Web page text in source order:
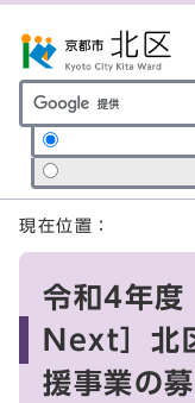
サイト内検索の範囲
ここから本文です
現在位置：
令和4年度
Next］北
援事業の